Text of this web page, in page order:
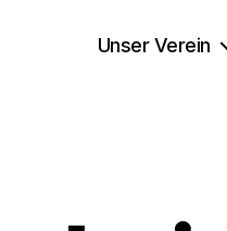
Unser Verein